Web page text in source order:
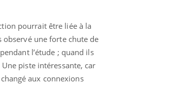
pourrait être liée à la
observé une forte chute de
l’étude ; quand ils
piste intéressante, car
aux connexions